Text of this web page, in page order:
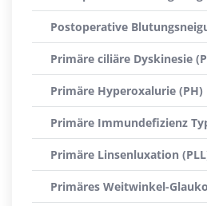
Postoperative
Primäre ciliäre Dyskinesie
Primäre Hyperoxalurie (PH)
Primäre Immundefizienz
Primäre Linsenluxation
Primäres Weitwinkel-